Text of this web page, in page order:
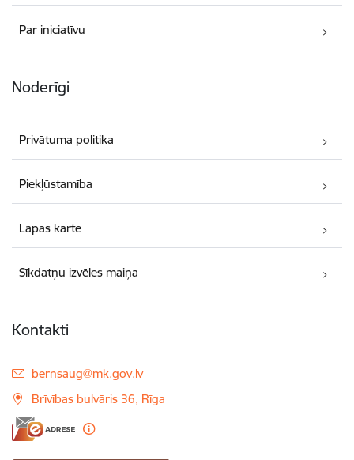
Par iniciatīvu
Noderīgi
Privātuma politika
Piekļūstamība
Lapas karte
Sīkdatņu izvēles maiņa
Kontakti
E-pasts:
bernsaug@mk.gov.lv
Brīvības bulvāris 36, Rīga